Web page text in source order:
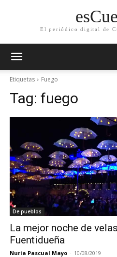
El periódico digital de
Etiquetas Fuego
Tag: fuego
De pueblos
La mejor noche de
Fuentidueña
Nuria Pascual Mayo - 10/08/2019